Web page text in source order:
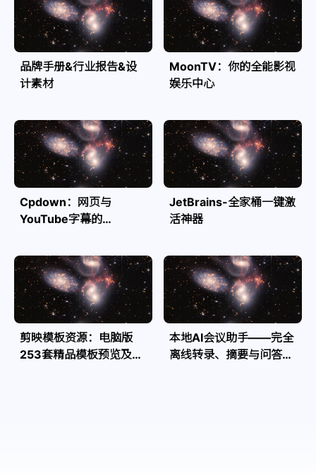
品牌手册&行业报告&设
计素材
MoonTV：你的全能影视
娱乐中心
Cpdown：网页与
YouTube字幕的
JetBrains-全家桶一键激
活神器
剪映模板资源：电脑版
253套精品模板预览及源
本地AI会议助手——完全
离线转录、摘要与问答，